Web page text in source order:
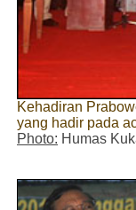
Kehadiran
yang hadir pada
Photo: Humas